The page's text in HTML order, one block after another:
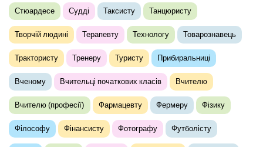
Стюардесе Судді Таксисту Танцюристу
Творчій людині Терапевту Технологу Товарознавець
Трактористу Тренеру Туристу Прибиральниці
Вченому Вчительці початкових класів Вчителю
Вчителю (професії) Фармацевту Фермеру Фізику
Філософу Фінансисту Фотографу Футболісту